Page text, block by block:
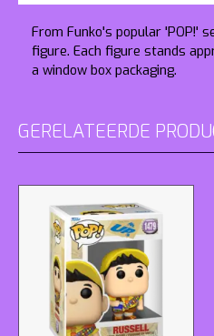
From Funko's popular 'POP!'
figure. Each figure stands
a window box packaging.
GERELATEERDE